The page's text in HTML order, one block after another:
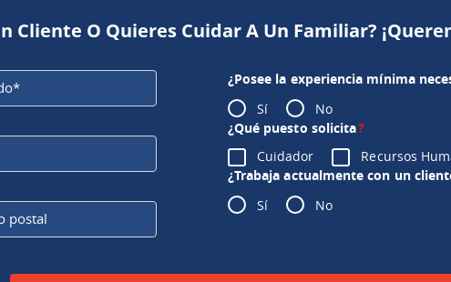
Cliente O Quieres Cuidar A Un Familiar?
postal
¿Posee la experiencia mínima
Sí No
¿Qué puesto solicita?
Cuidador Recursos
¿Trabaja actualmente con un
Sí No